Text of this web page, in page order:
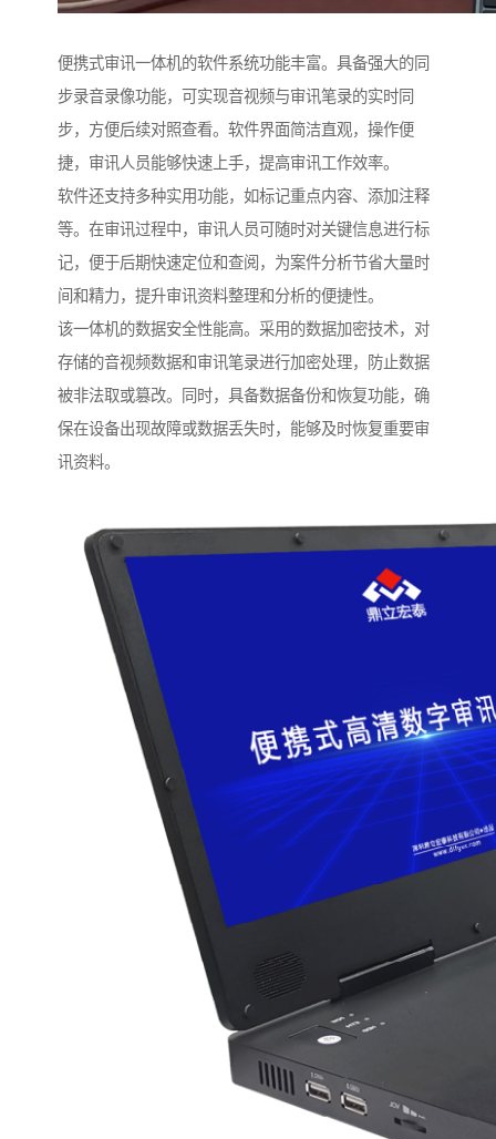
便携式审讯一体机的软件系统功能丰富。具备强大的同
步录音录像功能，可实现音视频与审讯笔录的实时同
步，方便后续对照查看。软件界面简洁直观，操作便
捷，审讯人员能够快速上手，提高审讯工作效率。​
软件还支持多种实用功能，如标记重点内容、添加注释
等。在审讯过程中，审讯人员可随时对关键信息进行标
记，便于后期快速定位和查阅，为案件分析节省大量时
间和精力，提升审讯资料整理和分析的便捷性。​
该一体机的数据安全性能高。采用的数据加密技术，对
存储的音视频数据和审讯笔录进行加密处理，防止数据
被非法取或篡改。同时，具备数据备份和恢复功能，确
保在设备出现故障或数据丢失时，能够及时恢复重要审
讯资料。​